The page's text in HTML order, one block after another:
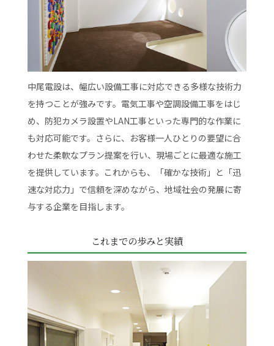
中尾電設は、幅広い設備工事に対応できる多様な技術力
を持つことが強みです。電気工事や空調設備工事をはじ
め、防犯カメラ設置やLAN工事といった専門的な作業に
も対応可能です。さらに、お客様一人ひとりの要望に合
わせた柔軟なプラン提案を行い、現場ごとに最適な施工
を提供しています。これからも、「確かな技術」と「迅
速な対応力」で信頼を深めながら、地域社会の発展に寄
与する企業を目指します。
これまでの歩みと実績